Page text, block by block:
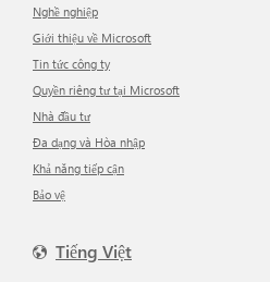
Nghề nghiệp
Giới thiệu về Microsoft
tin tức công ty
Quyền riêng tư tại Microsoft
Nhà đầu tư
Đa dạng và Hòa nhập
Khả năng tiếp cận
Bảo vệ
Tiếng Việt